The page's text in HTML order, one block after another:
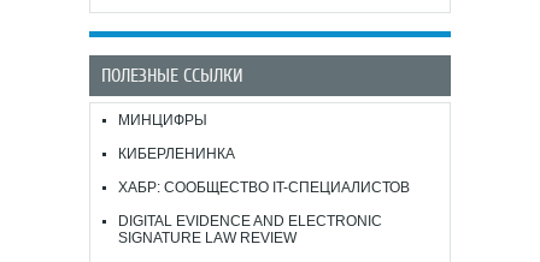
ПОЛЕЗНЫЕ ССЫЛКИ
МИНЦИФРЫ
КИБЕРЛЕНИНКА
ХАБР: СООБЩЕСТВО IT-СПЕЦИАЛИСТОВ
DIGITAL EVIDENCE AND ELECTRONIC
SIGNATURE LAW REVIEW